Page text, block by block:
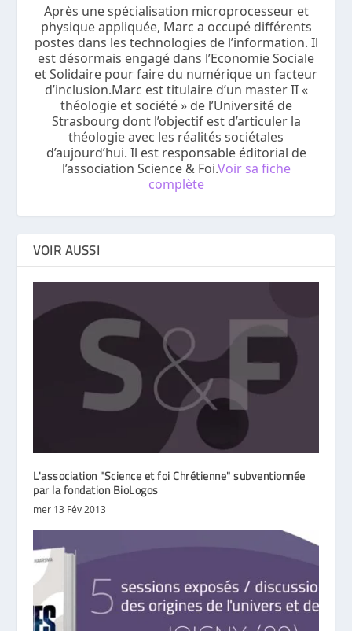
Après une spécialisation microprocesseur et
physique appliquée, Marc a occupé différents
postes dans les technologies de l’information. Il
est désormais engagé dans l’Economie Sociale
et Solidaire pour faire du numérique un facteur
d’inclusion.Marc est titulaire d’un master II «
théologie et société » de l’Université de
Strasbourg dont l’objectif est d’articuler la
théologie avec les réalités sociétales
d’aujourd’hui. Il est responsable éditorial de
l’association Science & Foi.Voir sa fiche
complète
VOIR AUSSI
L'association "Science et foi Chrétienne" subventionnée
par la fondation BioLogos
mer 13 Fév 2013